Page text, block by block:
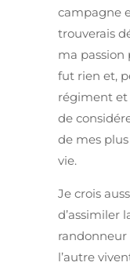
campagne
trouverais
ma passion
fut rien et,
régiment et
de
de mes
vie.
Je crois
d’assimiler
randonneur
l’autre